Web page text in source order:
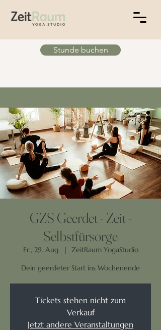
Stunde buchen
GZS Geerdet - Zeit -
Selbstfürsorge
Fr., 29. Aug.
  |
ZeitRaum YogaStudio
Dein geerdeter Start ins Wochenende
Tickets stehen nicht zum
Verkauf
Jetzt andere Veranstaltungen